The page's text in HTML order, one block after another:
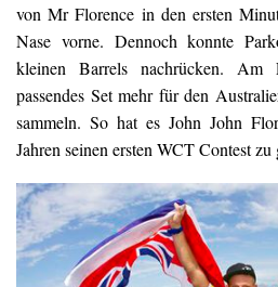
von Mr Florence in den ersten
Nase vorne. Dennoch konnte
kleinen Barrels nachrücken.
passendes Set mehr für den
sammeln. So hat es John John
Jahren seinen ersten WCT Contest